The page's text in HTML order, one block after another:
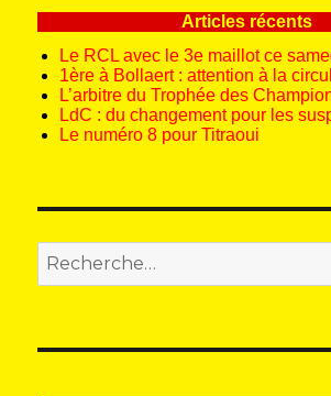
Articles récents
Le RCL avec le 3e maillot ce
1ère à Bollaert : attention à la
L’arbitre du Trophée des
LdC : du changement pour les
Le numéro 8 pour Titraoui
Recherche
pour
: